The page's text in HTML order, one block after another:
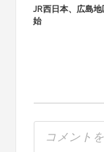
JR西日本、広島
始